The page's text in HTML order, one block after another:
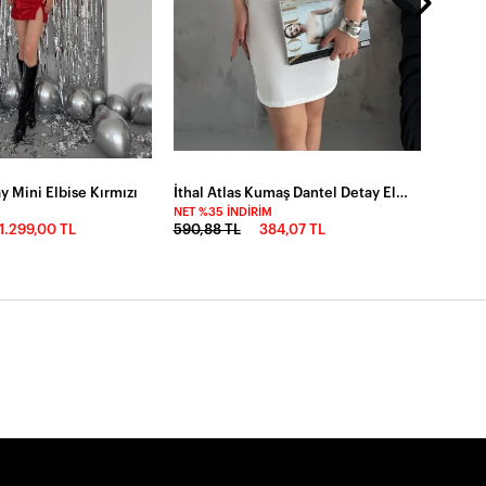
Mini Elbise Kırmızı
TL
İthal Atlas Kumaş Dantel Detay Elbise-2191fry-byz
NET %35 İNDIRIM
590,88 TL 384,07 TL